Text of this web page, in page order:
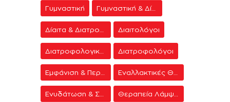
Γυμναστική Γυμναστική & Δίαιτα
Διαιτολόγοι
Διατροφολόγοι